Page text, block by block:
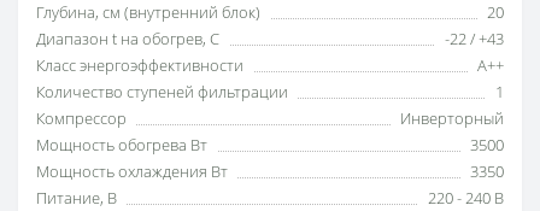
Глубина, см (внутренний блок)
20
Диапазон t на обогрев, С
-22 / +43
Класс энергоэффективности
A++
Количество ступеней фильтрации
1
Компрессор
Инверторный
Мощность обогрева Вт
3500
Мощность охлаждения Вт
3350
Питание, В
220 - 240 В